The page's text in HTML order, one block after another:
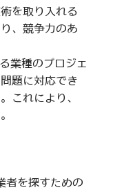
を取り入れる
、競争力のあ
業種のプロジェ
題に対応でき
これにより、
者を探すための